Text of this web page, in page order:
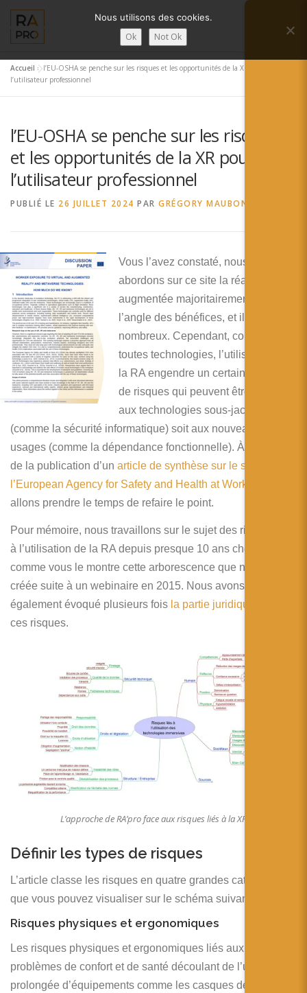
contenu
Menu
LA RÉALITÉ AUGMENTÉE ?
SERVICES RA’PRO ACTUALITÉ DE LA RA
CONTACTS FRANÇAIS
Deutsch
日本語
Español
Accueil »l’EU-OSHA se penche sur les risques et les opportunités de la XR pour
l’utilisateur professionnel
l’EU-OSHA se penche sur les risques
et les opportunités de la XR pour
l’utilisateur professionnel
PUBLIÉ LE 26 JUILLET 2024 PAR GRÉGORY MAUBON
Vous l’avez constaté, nous
abordons sur ce site la réalité
augmentée majoritairement sous
l’angle des bénéfices, et ils sont
nombreux. Cependant, comme
toutes technologies, l’utilisation de
la RA engendre un certain nombre
de risques qui peuvent être liés soit
aux technologies sous-jacentes
(comme la sécurité informatique) soit aux nouveaux
usages (comme la dépendance fonctionnelle). À l’occasion
de la publication d’un article de synthèse sur le sujet par
l’European Agency for Safety and Health at Work
allons prendre le temps de refaire le point.
Pour mémoire, nous travaillons sur le sujet des risques liés
à l’utilisation de la RA depuis presque 10 ans chez RA’pro
comme vous le montre cette arborescence que nous avons
créée suite à un webinaire en 2015. Nous avons
également évoqué plusieurs fois la partie juridique
ces risques.
L’approche de RA’pro face aux risques liés à la XR
Définir les types de risques
L’article classe les risques en quatre grandes catégories
que vous pouvez visualiser sur le schéma suivant.
Risques physiques et ergonomiques
Les risques physiques et ergonomiques liés aux
problèmes de confort et de santé découlant de l’utilisation
prolongée d’équipements comme les casques de réalité
Nous utilisons des cookies.
Ok Not Ok